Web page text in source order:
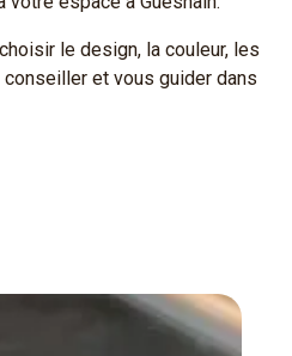
le design, la couleur, les
et vous guider dans